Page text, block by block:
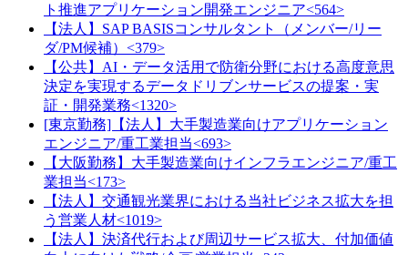
ト推進アプリケーション開発エンジニア<564>
【法人】SAP BASISコンサルタント（メンバー/リー
ダ/PM候補）<379>
【公共】AI・データ活用で防衛分野における高度意思
決定を実現するデータドリブンサービスの提案・実
証・開発業務<1320>
[東京勤務]【法人】大手製造業向けアプリケーション
エンジニア/重工業担当<693>
【大阪勤務】大手製造業向けインフラエンジニア/重工
業担当<173>
【法人】交通観光業界における当社ビジネス拡大を担
う営業人材<1019>
【法人】決済代行および周辺サービス拡大、付加価値